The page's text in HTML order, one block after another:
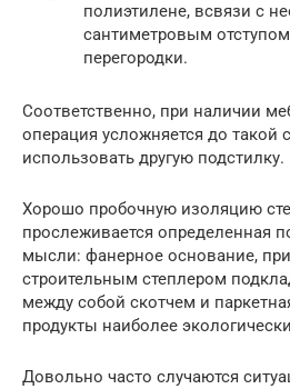
полиэтилене, всвязи с
сантиметровым
перегородки.
Соответственно, при наличии
операция усложняется до такой
использовать другую подстилку.
Хорошо пробочную изоляцию
прослеживается определенная
мысли: фанерное основание,
строительным степлером
между собой скотчем и
продукты наиболее
Довольно часто случаются